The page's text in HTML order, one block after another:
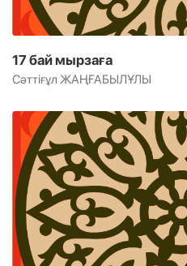
17 бай мырзаға
Сәттіғұл ЖАҢҒАБЫЛҰЛЫ